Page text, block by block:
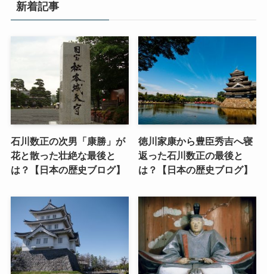
新着記事
石川数正の次男「康勝」が
花と散った壮絶な最後と
は？【日本の歴史ブログ】
徳川家康から豊臣秀吉へ寝
返った石川数正の最後と
は？【日本の歴史ブログ】